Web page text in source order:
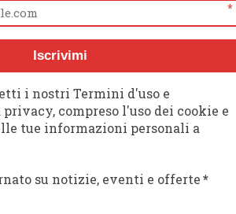
*
Iscrivimi
i nostri Termini d'uso e
compreso l'uso dei cookie e
tue informazioni personali a
su notizie, eventi e offerte*